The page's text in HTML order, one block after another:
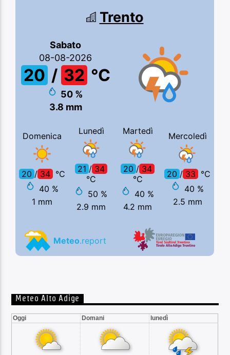
Meteo Alto Adige
Oggi Domani lunedì